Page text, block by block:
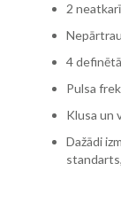
2
4
Pulsa
Klusa un
Dažādi